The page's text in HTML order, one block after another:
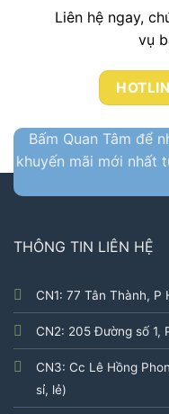
Liên hệ ngay,
vụ
Bấm Quan Tâm để
khuyến mãi mới nhất
THÔNG TIN LIÊN HỆ
CN1: 77 Tân Thành, P
CN2: 205 Đường số 1,
CN3: Cc Lê Hồng
sỉ, lẻ)